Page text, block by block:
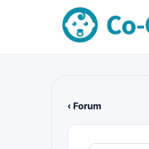
‹ Forum